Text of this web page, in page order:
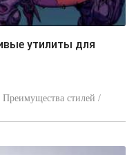
Преимущества стилей /